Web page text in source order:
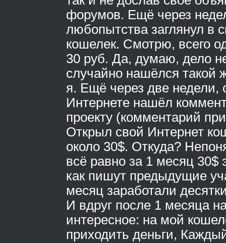
форумов. Ещё через
любопытства заглянул в
кошелек. Смотрю, всего
30 руб. Да, думаю, дело
случайно нашёлся такой
я. Ещё через две недели,
Интернете нашёл
проекту (комментарий
Открыл свой Интернет
около 30$. Откуда?
всё равно за 1 месяц 30$
как пишут предыдущие
месяц заработали
И вдруг после 1 месяца
интересное: на мой
приходить деньги,